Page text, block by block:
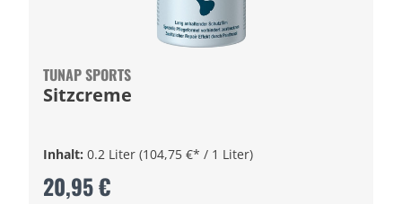
TUNAP SPORTS
Sitzcreme
Inhalt: 0.2 Liter (104,75 €* / 1 Liter)
20,95 €